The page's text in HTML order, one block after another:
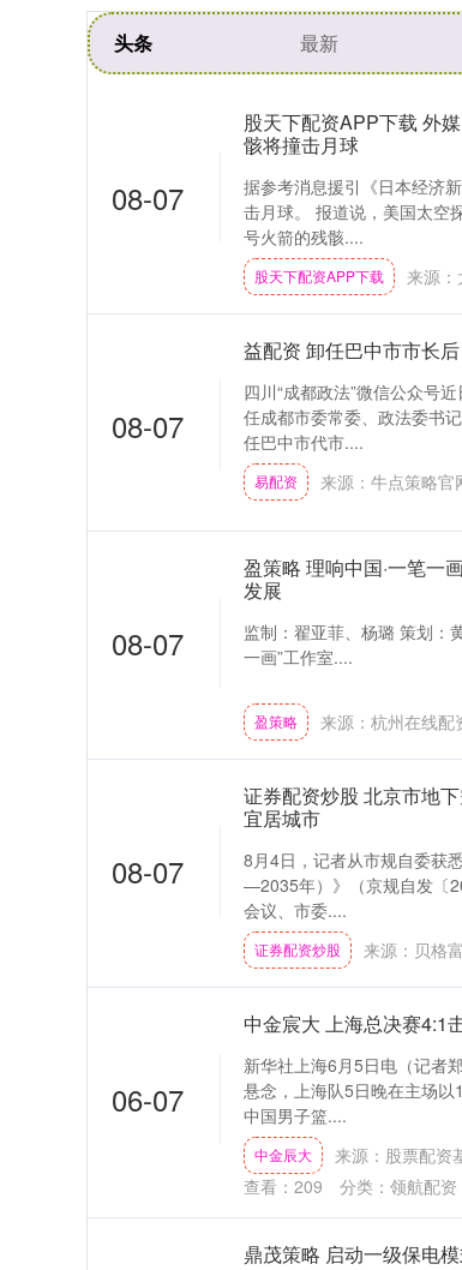
头条 最新
08-07
股天下配资APP下载 外
骸将撞击月球
据参考消息援引《日本经济
击月球。 报道说，美国太空
号火箭的残骸....
股天下配资APP下载 来源
08-07
益配资 卸任巴中市市长
四川“成都政法”微信公众号
任成都市委常委、政法委书
任巴中市代市....
易配资 来源：牛点策略官
08-07
盈策略 理响中国·一笔一
发展
监制：翟亚菲、杨璐 策划：
一画”工作室....
盈策略 来源：杭州在线配
08-07
证券配资炒股 北京市地
宜居城市
8月4日，记者从市规自委获
—2035年）》（京规自发〔
会议、市委....
证券配资炒股 来源：贝格
06-07
中金宸大 上海总决赛4:1
新华社上海6月5日电（记者
悬念，上海队5日晚在主场
中国男子篮....
中金辰大
来源：股票配资
查看： 209 分类： 领航配资
鼎茂策略 启动一级保电